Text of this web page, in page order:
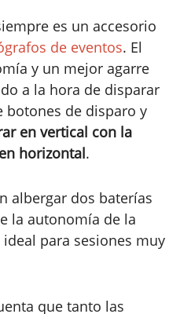
es un accesorio
de eventos. El
y un mejor agarre
a la hora de disparar
botones de disparo y
en vertical con la
horizontal.
albergar dos baterías
la autonomía de la
para sesiones muy
que tanto las